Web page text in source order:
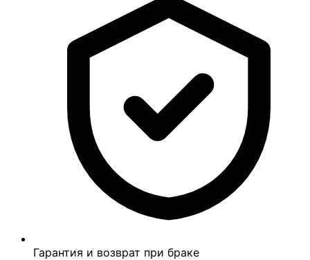
Гарантия и возврат при браке